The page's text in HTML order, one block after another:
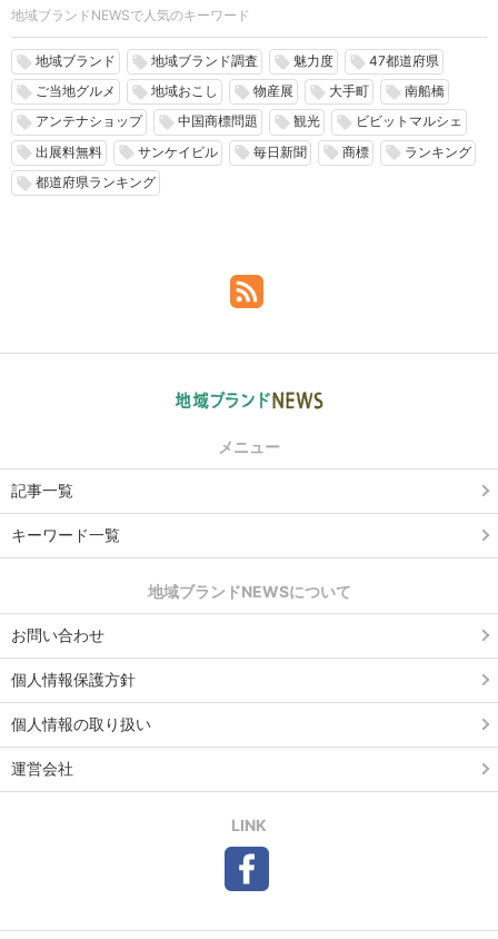
地域ブランドNEWSで人気のキーワード
local_offer 地域ブランド local_offer 地域ブランド調査 local_offer 魅力度 local_offer 47都道府県
local_offer ご当地グルメ local_offer 地域おこし local_offer 物産展 local_offer 大手町 local_offer 南船橋
local_offer アンテナショップ local_offer 中国商標問題 local_offer 観光 local_offer ビビットマルシェ
local_offer 出展料無料 local_offer サンケイビル local_offer 毎日新聞 local_offer 商標 local_offer ランキング
local_offer 都道府県ランキング
メニュー
記事一覧
キーワード一覧
地域ブランドNEWSについて
お問い合わせ
個人情報保護方針
個人情報の取り扱い
運営会社
LINK